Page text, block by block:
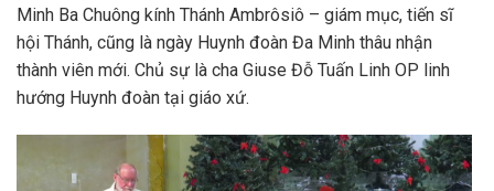
Minh Ba Chuông kính Thánh Ambrôsiô – giám mục, tiến sĩ
hội Thánh, cũng là ngày Huynh đoàn Đa Minh thâu nhận
thành viên mới. Chủ sự là cha Giuse Đỗ Tuấn Linh OP linh
hướng Huynh đoàn tại giáo xứ.